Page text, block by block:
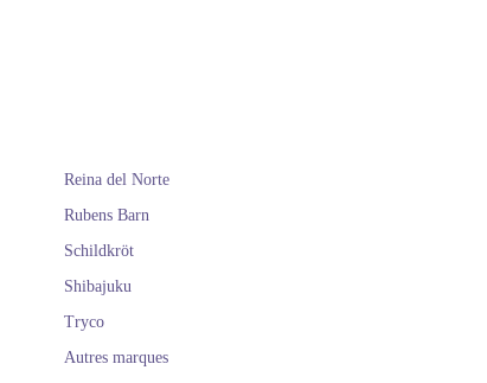
Reina del Norte
Rubens Barn
Schildkröt
Shibajuku
Tryco
Autres marques